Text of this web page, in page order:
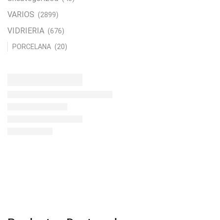
VARIOS (2899)
VIDRIERIA (676)
PORCELANA (20)